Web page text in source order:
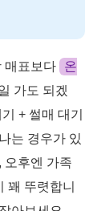
매표보다
온
가도 되겠
+ 썰매 대기
는 경우가 있
오후엔 가족
꽤 뚜렷합니